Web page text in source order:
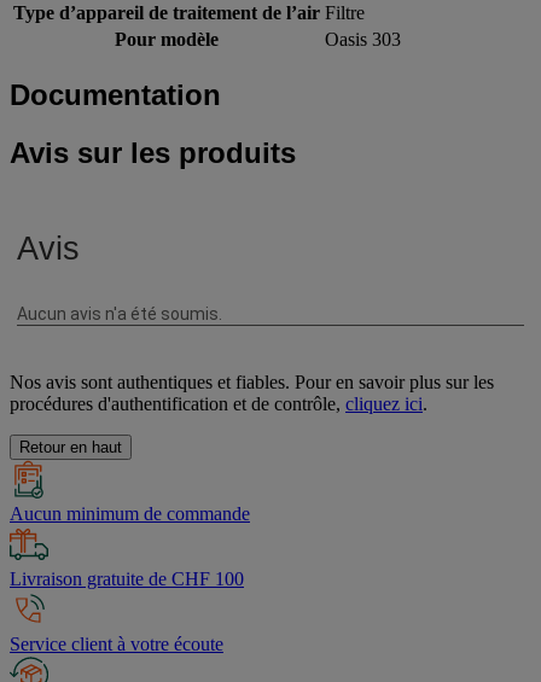
Type d’appareil de traitement de l’air Filtre
Pour modèle
Oasis 303
Documentation
Avis sur les produits
Nos avis sont authentiques et fiables. Pour en savoir plus sur les
procédures d'authentification et de contrôle, cliquez ici.
Retour en haut
Aucun minimum de commande
Livraison gratuite de CHF 100
Service client à votre écoute